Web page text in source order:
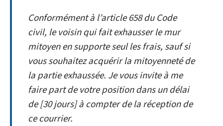
Conformément à l’article 658 du Code
civil, le voisin qui fait exhausser le mur
mitoyen en supporte seul les frais, sauf si
vous souhaitez acquérir la mitoyenneté de
la partie exhaussée. Je vous invite à me
faire part de votre position dans un délai
de [30 jours] à compter de la réception de
ce courrier.